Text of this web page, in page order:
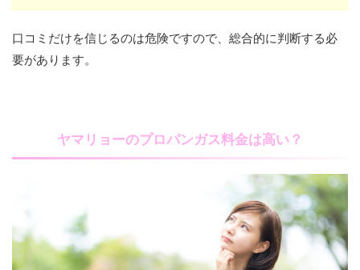
口コミだけを信じるのは危険ですので、総合的に判断する必
要があります。
ヤマリョーのプロパンガス料金は高い？